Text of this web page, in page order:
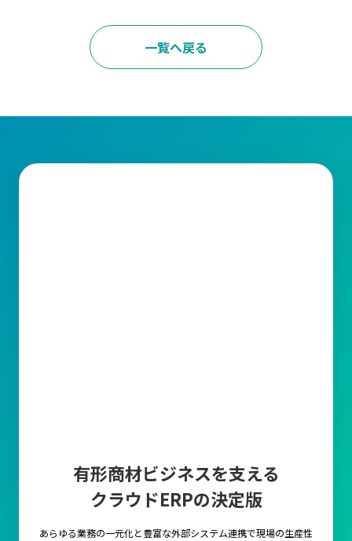
一覧へ戻る
有形商材ビジネスを支える
クラウドERPの決定版
あらゆる業務の一元化と豊富な外部システム連携で現場の生産性